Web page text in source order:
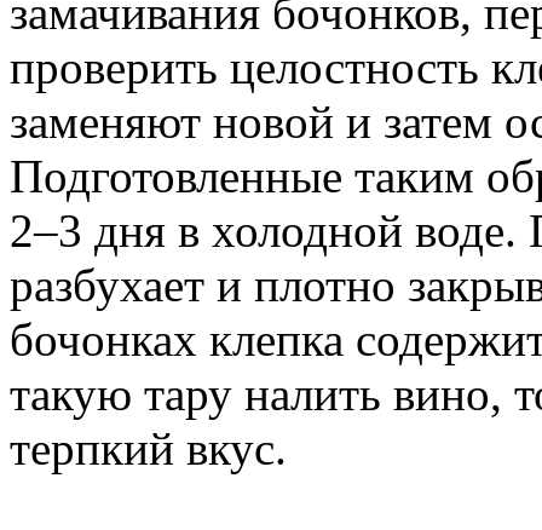
замачивания бочонков,
проверить целостность
заменяют новой и затем
Подготовленные таким
2–3 дня в холодной воде.
разбухает и плотно
бочонках клепка
такую тару налить вино,
терпкий вкус.